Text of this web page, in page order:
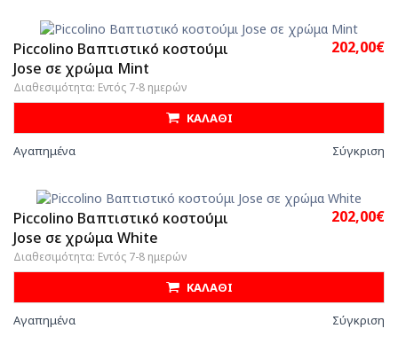
Piccolino Βαπτιστικό κοστούμι
Jose σε χρώμα Mint
Διαθεσιμότητα: Εντός 7-8 ημερών
202,00€
ΚΑΛΑΘΙ
Αγαπημένα Σύγκριση
Piccolino Βαπτιστικό κοστούμι
Jose σε χρώμα White
Διαθεσιμότητα: Εντός 7-8 ημερών
202,00€
ΚΑΛΑΘΙ
Αγαπημένα Σύγκριση